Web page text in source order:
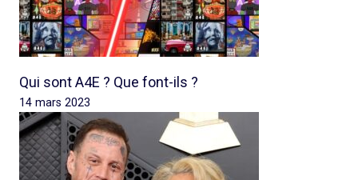
Qui sont A4E ? Que font-ils ?
14 mars 2023